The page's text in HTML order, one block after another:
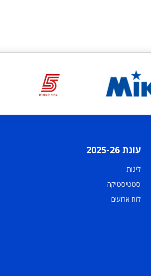
עונת 2025-26
ליגות
סטטיסטיקה
לוח ארועים